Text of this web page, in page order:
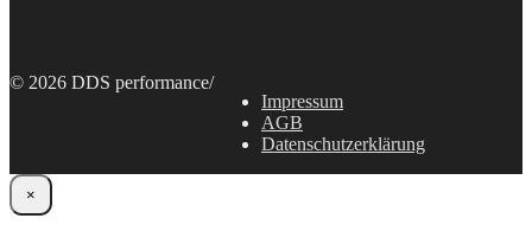
© 2026 DDS performance/
Impressum
AGB
Datenschutzerklärung
×